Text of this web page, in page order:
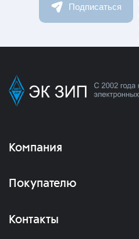
Подписаться
Компания
Покупателю
Контакты